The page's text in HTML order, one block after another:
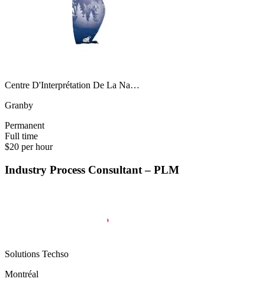
Centre D'Interprétation De La Na…
Granby
Permanent
Full time
$20 per hour
Industry Process Consultant – PLM
Solutions Techso
Montréal